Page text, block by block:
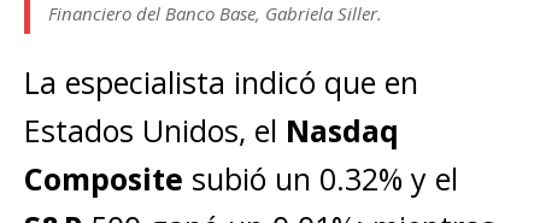
Financiero del Banco Base, Gabriela Siller.
La especialista indicó que en
Estados Unidos, el Nasdaq
Composite subió un 0.32% y el